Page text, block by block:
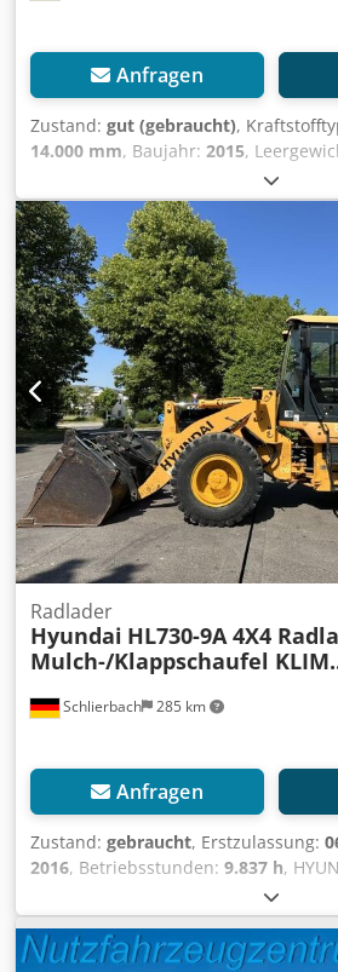
PERKINS 403J-11 Anzahl Zylinder: 3
Hydraulikpumpe: PWG Italien, 36 l/
MPa Reifendimension: 26x12.00-12
Geschwindigkeit: 18 km/h Länge:
Anfragen
Zustand: gut (gebraucht),
14.000 mm, Baujahr: 2015,
Hubkapazität: 3.600 kg
x 230 x 275 cm Cedpfxozn N Uqj
ja Technischer Zustand: gut
Lieferbedingungen: EXW
sich an Christian Theißen, um
erhalten. Hersteller: JLG Typ: 3614RS
Produktart: Gebraucht Daten: Max.
Hublast: 3.600 kg Max. Ausladung:
Transportabmessung LxBxH: 6,00 x
Zinkenlänge: 1,20 m Abstützbreite:
0,38 m Antriebsart: Diesel
Besonderheiten: Geländereifen
Vierradlenkung, 2 Stützen,
Chassisnivellierung, Wenderadius
Standort: 04435 Schkeuditz (Leipzig)
Schlierbach 285 km
Radlader
Hyundai HL730-9A 4X4
Mulch-/Klappschaufel
Anfragen
Zustand: gebraucht, Erstzulassung:
2016, Betriebsstunden: 9.837 h,
Radlader mit Much- und
ALLRAD • Baujahr 2016 •
27.000 km Anbaugeräte: •